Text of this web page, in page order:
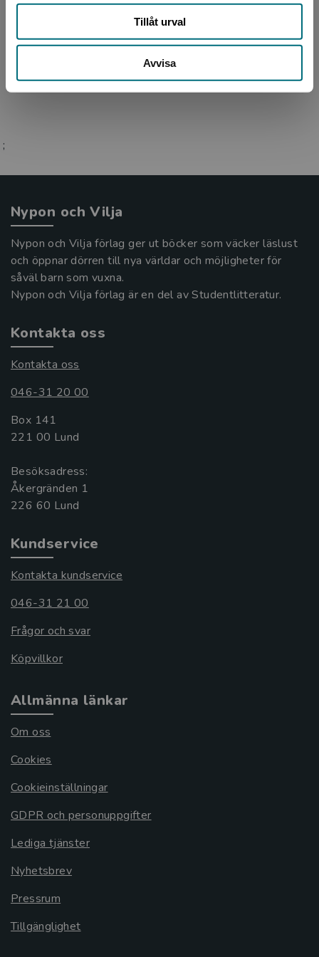
Tillåt urval
Avvisa
ungdomsromanen Gig 1. Sedan dess har han
skrivit många böcker för barn och unga. Han är
född i Hudiksvall, vä...
;
Nypon och Vilja
Nypon och Vilja förlag ger ut böcker som väcker läslust
och öppnar dörren till nya världar och möjligheter för
såväl barn som vuxna.
Nypon och Vilja förlag är en del av Studentlitteratur.
Kontakta oss
Kontakta oss
046-31 20 00
Box 141
221 00 Lund
Besöksadress:
Åkergränden 1
Kundservice
Kontakta kundservice
046-31 21 00
Frågor och svar
Köpvillkor
Allmänna länkar
Om oss
Cookies
Cookieinställningar
GDPR och personuppgifter
Lediga tjänster
Nyhetsbrev
Pressrum
Tillgänglighet